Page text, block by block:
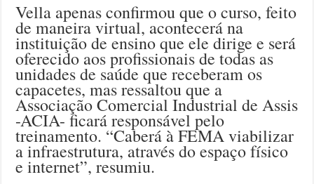
Vella apenas confirmou que o curso, feito
de maneira virtual, acontecerá na
instituição de ensino que ele dirige e será
oferecido aos profissionais de todas as
unidades de saúde que receberam os
capacetes, mas ressaltou que a
Associação Comercial Industrial de Assis
-ACIA- ficará responsável pelo
treinamento. “Caberá à FEMA viabilizar
a infraestrutura, através do espaço físico
e internet”, resumiu.